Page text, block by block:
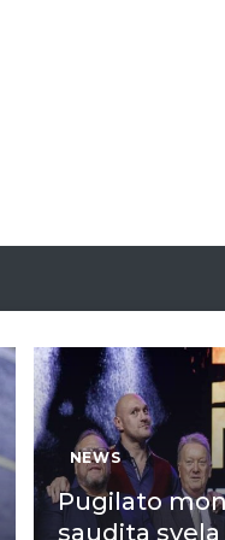
NEWS
Pugilato
saudita